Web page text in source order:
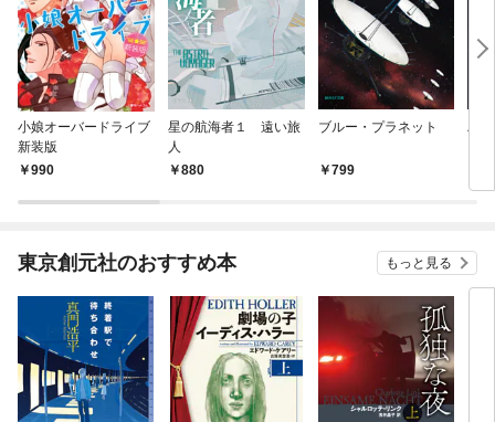
小娘オーバードライブ
新装版
990
星の航海者１ 遠い旅
人
880
ブルー・プラネット
799
ハ
東京創元社のおすすめ本 もっと見る